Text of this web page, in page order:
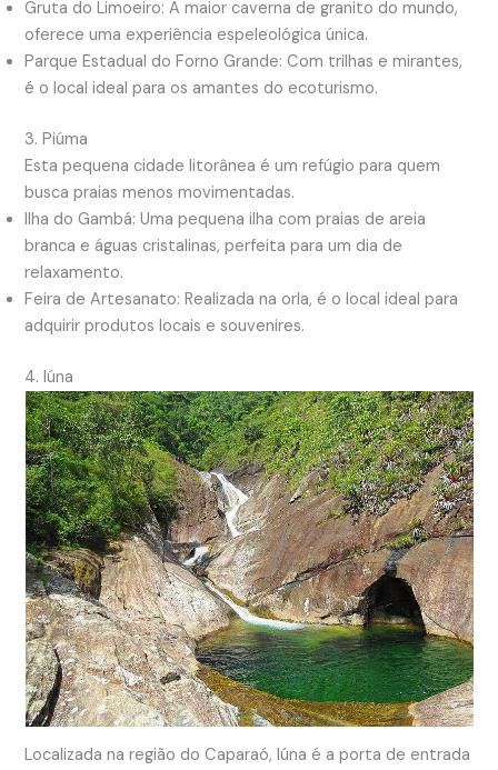
Gruta do Limoeiro: A maior caverna de granito do mundo,
oferece uma experiência espeleológica única.
Parque Estadual do Forno Grande: Com trilhas e mirantes,
é o local ideal para os amantes do ecoturismo.
3. Piúma
Esta pequena cidade litorânea é um refúgio para quem
busca praias menos movimentadas.
Ilha do Gambá: Uma pequena ilha com praias de areia
branca e águas cristalinas, perfeita para um dia de
relaxamento.
Feira de Artesanato: Realizada na orla, é o local ideal para
adquirir produtos locais e souvenires.
4. Iúna
Localizada na região do Caparaó, Iúna é a porta de entrada